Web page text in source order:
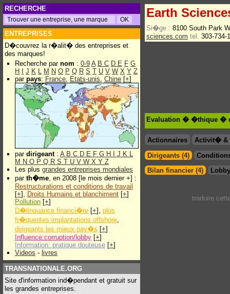
RECHERCHE
ENTREPRISES
D�couvrez la r�alit� des entreprises et
des marques!
Recherche par nom : 0-9 A B C D E F G
H
J K L M N O P Q R S T U V W X Y Z
par pays: France, Etats-unis, Chine [+]
par dirigeant: A B C D E F G H J K L
M N O P Q R S T U V W X Y Z
Les plus grandes entreprises mondiales
par th�me, en 2008 [le mois dernier +] :
Restructurations et conditions de travail
[+], Droits Humains et blanchiment [+]
Pollution [+]
D�linquance financi�re [+], plus
fr�quentes implantations offshore,
dirigeants les mieux pay�s [+]
Influence:corruption/lobby [+]
Information: pratique douteuse [+]
Videos - livres
TRANSNATIONALE.ORG
Site d'information ind�pendant et gratuit sur
les grandes entreprises.
Earth
Si�ge : 8100 South Park
sciences.com tel. 303-734-
Evaluation � �thique �
Actionnaires
Activit� &
Dirigeants (4)
Bilan financier (4)
traduire